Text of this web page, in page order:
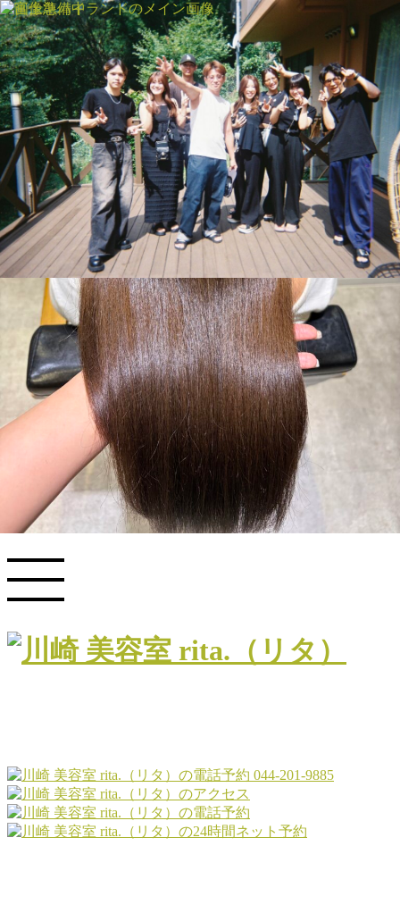
MENU
SALON INFORMATION
STAFF
GALLERY
BLOG
MOVIE
COLOR
CARE
PRODUCT
RECRUIT
MENU
SALON INFORMATION
STAFF
GALLERY
BLOG
MOVIE
COLUMN
044-201-9885